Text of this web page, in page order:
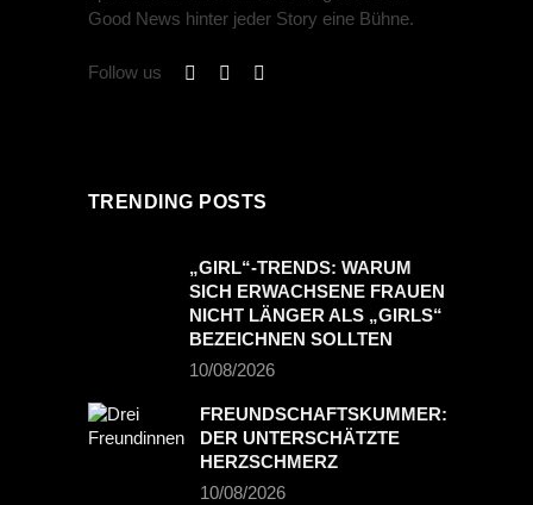
Good News hinter jeder Story eine Bühne.
Follow us
TRENDING POSTS
„GIRL“-TRENDS: WARUM
SICH ERWACHSENE FRAUEN
NICHT LÄNGER ALS „GIRLS“
BEZEICHNEN SOLLTEN
10/08/2026
FREUNDSCHAFTSKUMMER:
DER UNTERSCHÄTZTE
HERZSCHMERZ
10/08/2026